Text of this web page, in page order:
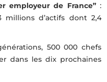
employeur de France”:
millions d’actifs dont 2,4
500 000 chefs
dans les dix prochaines